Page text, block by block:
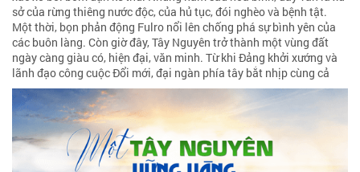
sở của rừng thiêng nước độc, của hủ tục, đói nghèo và bệnh tật.
Một thời, bọn phản động Fulro nổi lên chống phá sự bình yên của
các buôn làng. Còn giờ đây, Tây Nguyên trở thành một vùng đất
ngày càng giàu có, hiện đại, văn minh. Từ khi Đảng khởi xướng và
lãnh đạo công cuộc Đổi mới, đại ngàn phía tây bắt nhịp cùng cả